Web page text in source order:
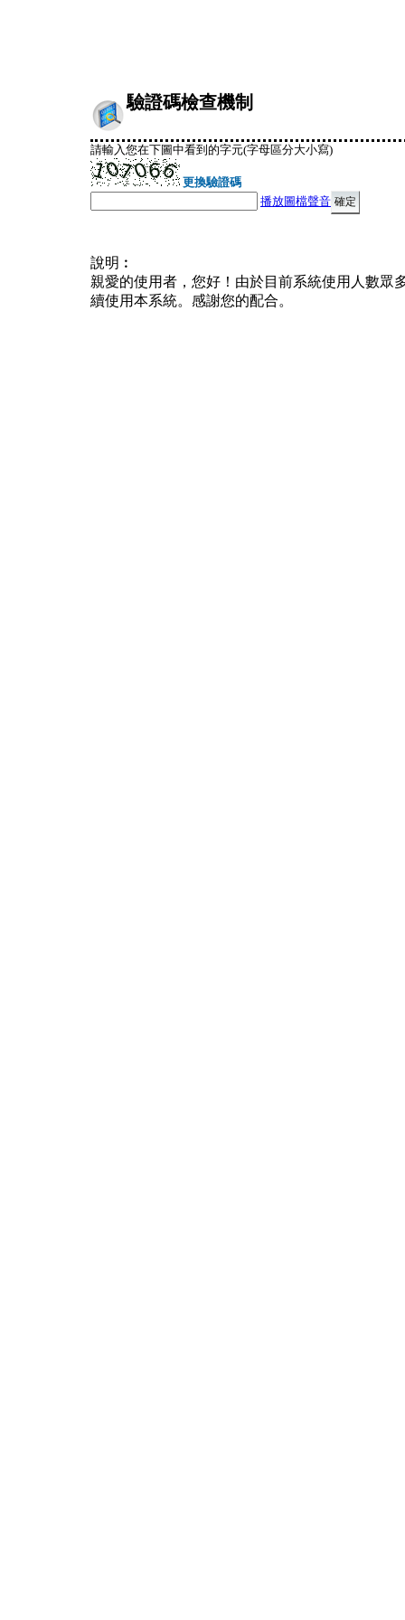
驗證碼檢查機制
請輸入您在下圖中看到的字元(字母區分大小寫)
更換驗證碼
播放圖檔聲音
說明︰
親愛的使用者，您好！由於目前系統使用人數眾
續使用本系統。感謝您的配合。